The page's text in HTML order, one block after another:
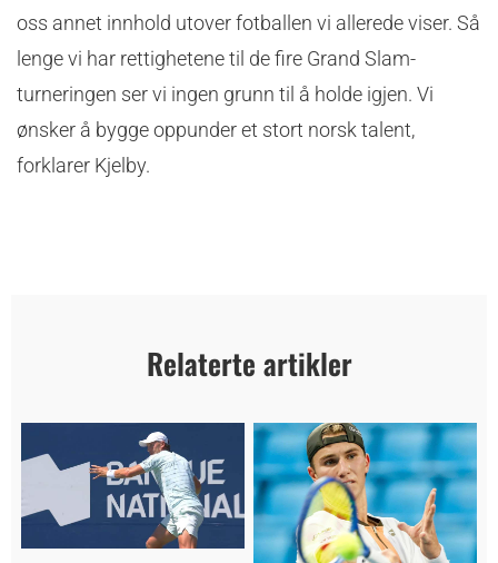
oss annet innhold utover fotballen vi allerede viser. Så
lenge vi har rettighetene til de fire Grand Slam-
turneringen ser vi ingen grunn til å holde igjen. Vi
ønsker å bygge oppunder et stort norsk talent,
forklarer Kjelby.
Relaterte artikler